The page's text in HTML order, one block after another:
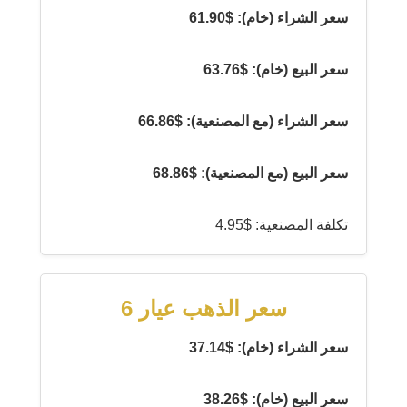
سعر الشراء (خام): $61.90
سعر البيع (خام): $63.76
سعر الشراء (مع المصنعية): $66.86
سعر البيع (مع المصنعية): $68.86
تكلفة المصنعية: $4.95
سعر الذهب عيار 6
سعر الشراء (خام): $37.14
سعر البيع (خام): $38.26